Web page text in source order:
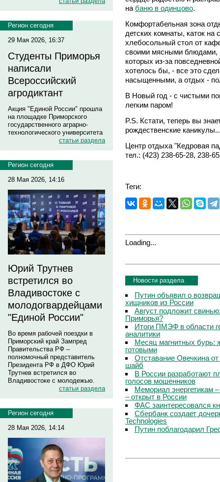
Регион сегодня
29 Мая 2026, 16:37
Студенты Приморья
написали
Всероссийский
агродиктант
Акция "Единой России" прошла
на площадке Приморского
государственного аграрно-
технологического университета
статьи раздела
Регион сегодня
28 Мая 2026, 14:16
Юрий Трутнев
встретился во
Владивостоке с
молодогвардейцами
"Единой России"
Во время рабочей поездки в
Приморский край Зампред
Правительства РФ –
полномочный представитель
Президента РФ в ДФО Юрий
Трутнев встретился во
Владивостоке с молодежью.
статьи раздела
Регион сегодня
28 Мая 2026, 14:14
на баню в одинцово.
Комфортабельная зона
детских комнаты, каток
хлебосольный стол от
своими мясными блюдами,
которых из-за
хотелось бы, - все это
насыщенными, а отдых -
В Новый год - с чистыми
легким паром!
P.S. Кстати, теперь вы
рождественские
Центр отдыха "Кедровая
тел.: (423) 238-65-28, 238-
Теги:
Loading...
Новости раздела
Путин объявил о
хищников из России
Август подложит
Приморья?
Итоги ПМЭФ в области
аналитики
Месяц магнитных бурь:
готовыми
Отставание Овечкина
шайб
В России разработают
голосов мошенников
Мемориал энергетикам
– открыт в России
ФАС заинтересовался
Сбербанк создает
Technologies
Путин поблагодарил